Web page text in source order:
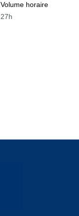
Volume horaire
27h